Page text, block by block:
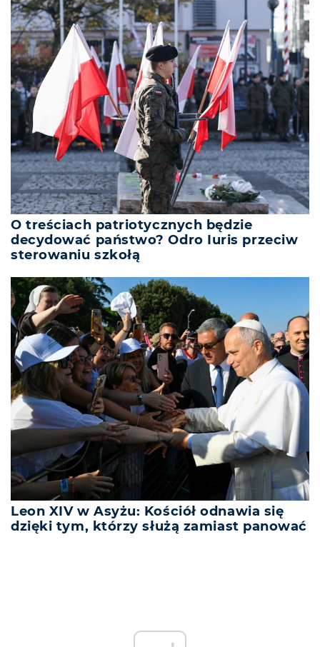
O treściach patriotycznych będzie
decydować państwo? Odro Iuris przeciw
sterowaniu szkołą
Leon XIV w Asyżu: Kościół odnawia się
dzięki tym, którzy służą zamiast panować